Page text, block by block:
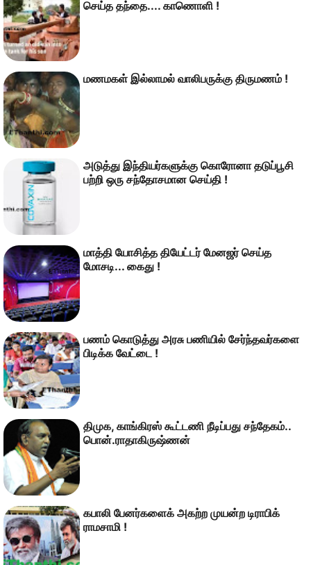
செய்த தந்தை.... காணொளி !
மணமகள் இல்லாமல் வாலிபருக்கு திருமணம் !
அடுத்து இந்தியர்களுக்கு கொரோனா தடுப்பூசி
பற்றி ஒரு சந்தோசமான செய்தி !
மாத்தி யோசித்த தியேட்டர் மேனஜர் செய்த
மோசடி... கைது !
பணம் கொடுத்து அரசு பணியில் சேர்ந்தவர்களை
பிடிக்க வேட்டை !
திமுக, காங்கிரஸ் கூட்டணி நீடிப்பது சந்தேகம்..
பொன்.ராதாகிருஷ்ணன்
கபாலி பேனர்களைக் அகற்ற முயன்ற டிராபிக்
ராமசாமி !